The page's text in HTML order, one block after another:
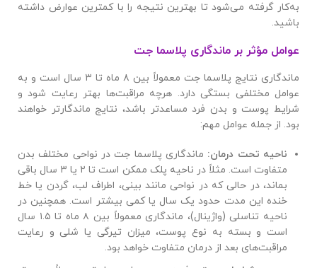
به‌کار گرفته می‌شود تا بهترین نتیجه را با کمترین عوارض داشته
باشید.
عوامل مؤثر بر ماندگاری پلاسما جت
ماندگاری نتایج پلاسما جت معمولاً بین ۸ ماه تا ۳ سال است و به
عوامل مختلفی بستگی دارد. هرچه مراقبت‌ها بهتر رعایت شود و
شرایط پوست و بدن فرد مساعدتر باشد، نتایج ماندگارتر خواهند
بود. از جمله عوامل مهم:
ناحیه تحت درمان: ماندگاری پلاسما جت در نواحی مختلف بدن
متفاوت است. مثلاً در ناحیه پلک ممکن است تا ۲ یا ۳ سال باقی
بماند، در حالی که در نواحی مانند بینی، اطراف لب، گردن یا خط
خنده این مدت حدود یک سال یا کمی بیشتر است. همچنین در
ناحیه تناسلی (واژینال)، ماندگاری معمولاً بین ۸ ماه تا ۱.۵ سال
است و بسته به نوع پوست، میزان تیرگی یا شلی و رعایت
مراقبت‌های بعد از درمان متفاوت خواهد بود.